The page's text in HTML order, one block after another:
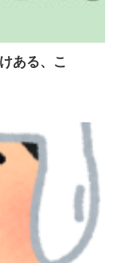
ある、こ